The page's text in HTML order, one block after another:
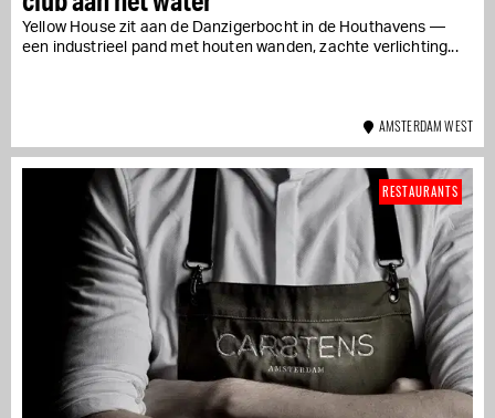
Yellow House zit aan de Danzigerbocht in de Houthavens —
een industrieel pand met houten wanden, zachte verlichting...
AMSTERDAM WEST
RESTAURANTS